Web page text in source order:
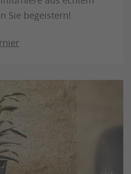
Sie begeistern!